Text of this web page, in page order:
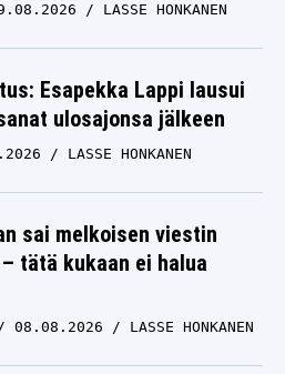
LASSE HONKANEN
Esapekka Lappi lausui
ulosajonsa jälkeen
LASSE HONKANEN
sai melkoisen viestin
tätä kukaan ei halua
08.08.2026 LASSE HONKANEN